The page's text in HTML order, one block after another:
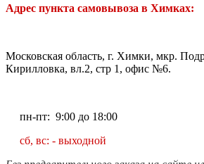
Адрес пункта самовывоза в Химках:
Московская область, г. Химки, мкр.
Кирилловка, вл.2, стр 1, офис №6.
пн-пт: 9:00 до 18:00
сб, вс: - выходной